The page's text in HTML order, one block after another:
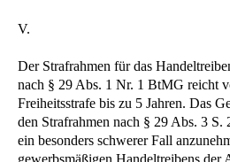
V.
Der Strafrahmen für das
nach § 29 Abs. 1 Nr. 1 BtMG reicht
Freiheitsstrafe bis zu 5 Jahren. Das
den Strafrahmen nach § 29 Abs. 3
ein besonders schwerer Fall
gewerbsmäßigen Handeltreibens der